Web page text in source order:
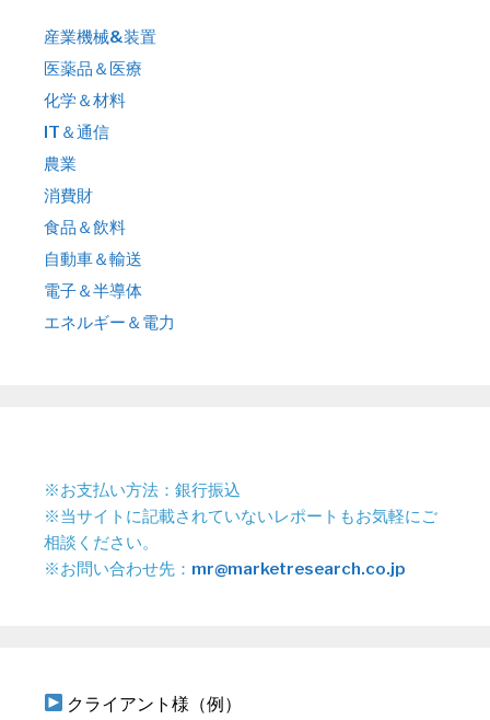
産業機械&装置
医薬品＆医療
化学＆材料
IT＆通信
農業
消費財
食品＆飲料
自動車＆輸送
電子＆半導体
エネルギー＆電力
※お支払い方法：銀行振込
※当サイトに記載されていないレポートもお気軽にご
相談ください。
※お問い合わせ先： mr@marketresearch.co.jp
クライアント様（例）